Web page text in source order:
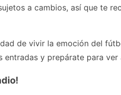
a cambios, así que te
de vivir la emoción del
y prepárate para ver